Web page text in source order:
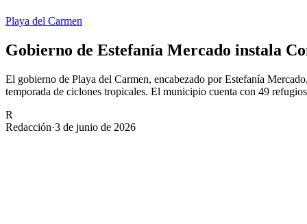
Playa del Carmen
Gobierno de Estefanía Mercado instala
El gobierno de Playa del Carmen, encabezado por Estefanía
temporada de ciclones tropicales. El municipio cuenta con 49
R
Redacción·3 de junio de 2026